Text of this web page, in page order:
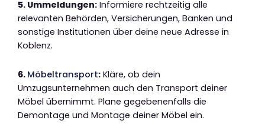
5. Ummeldungen: Informiere rechtzeitig alle
relevanten Behörden, Versicherungen, Banken und
sonstige Institutionen über deine neue Adresse in
Koblenz.
6. Möbeltransport: Kläre, ob dein
Umzugsunternehmen auch den Transport deiner
Möbel übernimmt. Plane gegebenenfalls die
Demontage und Montage deiner Möbel ein.